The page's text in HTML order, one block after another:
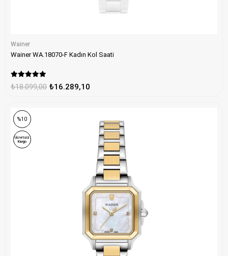
Wainer
Wainer WA.18070-F Kadın Kol Saati
₺16.289,10
₺18.099,00
%10
Ücretsiz
Kargo